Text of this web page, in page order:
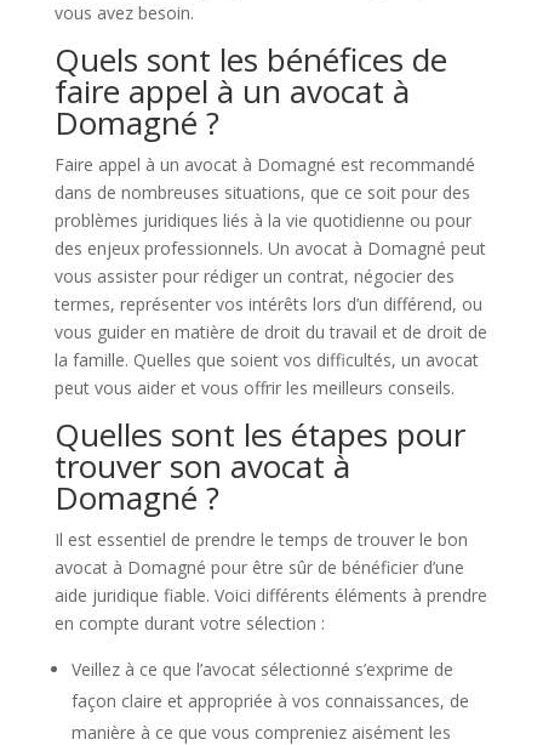
vous avez besoin.
Quels sont les bénéfices de
faire appel à un avocat à
Domagné ?
Faire appel à un avocat à Domagné est recommandé
dans de nombreuses situations, que ce soit pour des
problèmes juridiques liés à la vie quotidienne ou pour
des enjeux professionnels. Un avocat à Domagné peut
vous assister pour rédiger un contrat, négocier des
termes, représenter vos intérêts lors d’un différend, ou
vous guider en matière de droit du travail et de droit de
la famille. Quelles que soient vos difficultés, un avocat
peut vous aider et vous offrir les meilleurs conseils.
Quelles sont les étapes pour
trouver son avocat à
Domagné ?
Il est essentiel de prendre le temps de trouver le bon
avocat à Domagné pour être sûr de bénéficier d’une
aide juridique fiable. Voici différents éléments à prendre
en compte durant votre sélection :
Veillez à ce que l’avocat sélectionné s’exprime de
façon claire et appropriée à vos connaissances, de
manière à ce que vous compreniez aisément les